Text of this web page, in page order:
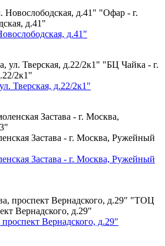
"Офар - г.
д.41"
д.41"
"БЦ Чайка - г.
2к1"
Тверская, д.22/2к1"
Застава - г. Москва, Ружейный
Застава - г. Москва, Ружейный
"ТОЦ
Вернадского, д.29"
Вернадского, д.29"